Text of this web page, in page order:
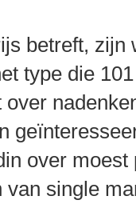
betreft,
type die
over
over
van single